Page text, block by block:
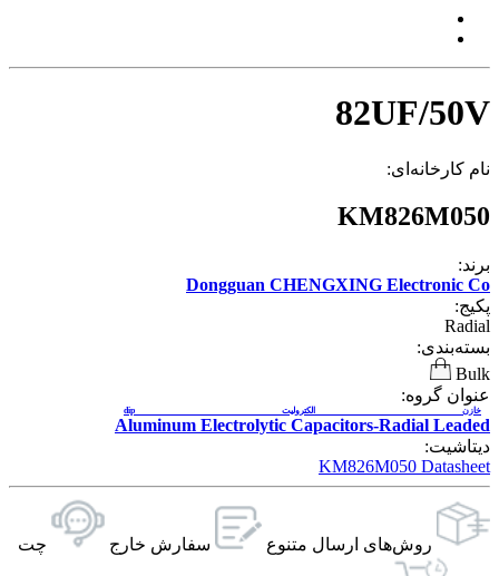
82UF/50V
نام کارخانه‌ای:
KM826M050
برند:
Dongguan CHENGXING Electronic Co
پکیج:
Radial
بسته‌بندی:
Bulk
عنوان گروه:
Aluminum Electrolytic Capacitors-Radial Leaded
خازن الکترولیت dip
دیتاشیت:
KM826M050 Datasheet
روش‌های ارسال‌ متنوع سفارش خارج چت